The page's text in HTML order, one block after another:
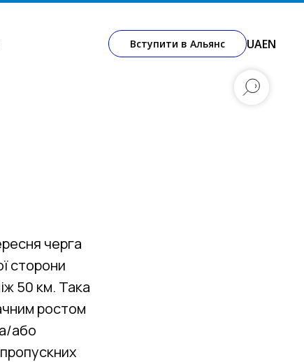
Вступити в Альянс UAEN
черга
сторони
50 км. Така
ростом
або